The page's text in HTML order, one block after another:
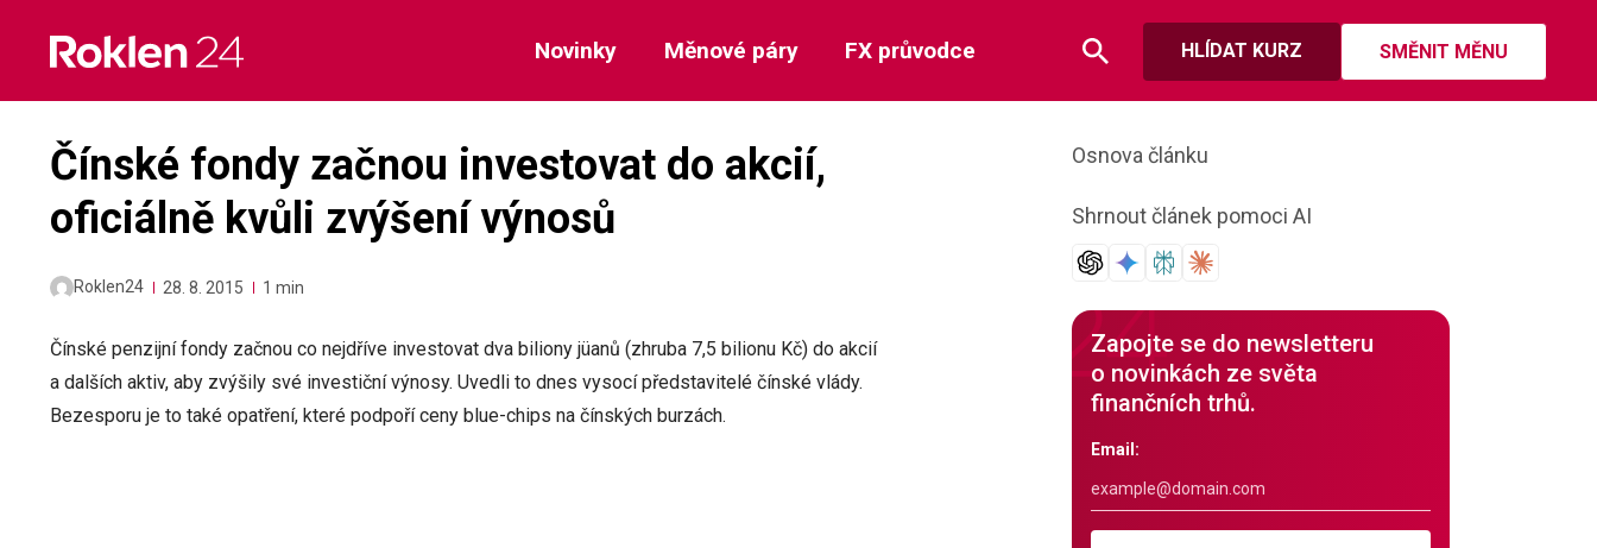
content
HLÍDAT KURZ SMĚNIT MĚNU
Novinky Měnové páry FX průvodce
Čínské fondy začnou investovat do akcií,
oficiálně kvůli zvýšení výnosů
Roklen24 28. 8. 2015 1 min
Čínské penzijní fondy začnou co nejdříve investovat dva biliony jüanů (zhruba 7,5 bilionu Kč) do akcií
a dalších aktiv, aby zvýšily své investiční výnosy. Uvedli to dnes vysocí představitelé čínské vlády.
Bezesporu je to také opatření, které podpoří ceny blue-chips na čínských burzách.
Osnova článku
Shrnout článek pomoci AI
Zapojte se do newsletteru
o novinkách ze světa
finančních trhů.
Email: